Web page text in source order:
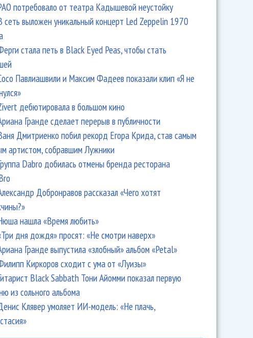
потребовало от театра Кадышевой неустойку
сеть выложен уникальный концерт Led Zeppelin 1970
стала петь в Black Eyed Peas, чтобы стать
Павлиашвили и Максим Фадеев показали клип «Я не
дебютировала в большом кино
Гранде сделает перерыв в публичности
Дмитриенко побил рекорд Егора Крида, став самым
артистом, собравшим Лужники
Dabro добилась отмены бренда ресторана
Добронравов рассказал «Чего хотят
нашла «Время любить»
дня дождя» просят: «Не смотри наверх»
Гранде выпустила «злобный» альбом «Petal»
Киркоров сходит с ума от «Луизы»
Black Sabbath Тони Айомми показал первую
из сольного альбома
Клявер умоляет ИИ-модель: «Не плачь,